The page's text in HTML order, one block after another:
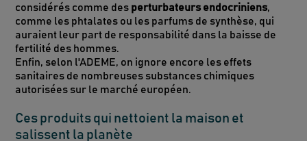
considérés comme des perturbateurs endocriniens,
comme les phtalates ou les parfums de synthèse, qui
auraient leur part de responsabilité dans la baisse de
fertilité des hommes.
Enfin, selon l'ADEME, on ignore encore les effets
sanitaires de nombreuses substances chimiques
autorisées sur le marché européen.
Ces produits qui nettoient la maison et
salissent la planète